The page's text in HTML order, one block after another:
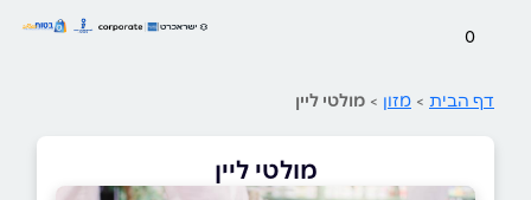
0
דף הבית > מזון > מולטי ליין
מולטי ליין